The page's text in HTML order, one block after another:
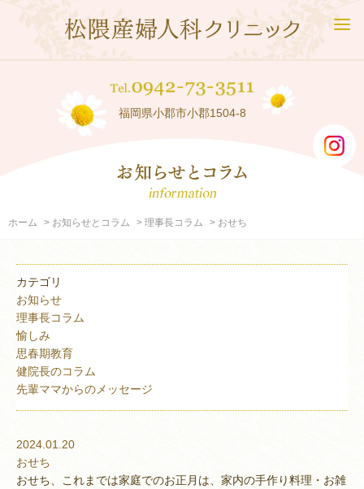
福岡県小郡市小郡1504-8
ホーム お知らせとコラム 理事長コラム おせち
カテゴリ
お知らせ
理事長コラム
愉しみ
思春期教育
健院長のコラム
先輩ママからのメッセージ
2024.01.20
おせち
おせち、これまでは家庭でのお正月は、家内の手作り料理・お雑